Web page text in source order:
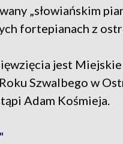
„słowiańskim
fortepianach z
jest
Szwalbego w
Adam Kośmieja.